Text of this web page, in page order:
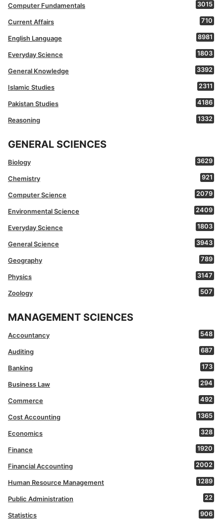
Computer Fundamentals 3015
Current Affairs 710
English Language 8981
Everyday Science 1803
General Knowledge 3392
Islamic Studies 2311
Pakistan Studies 4186
Reasoning 1332
GENERAL SCIENCES
Biology 3629
Chemistry 921
Computer Science 2079
Environmental Science 2409
Everyday Science 1803
General Science 3943
Geography 789
Physics 3147
Zoology 507
MANAGEMENT SCIENCES
Accountancy 548
Auditing 687
Banking 173
Business Law 294
Commerce 492
Cost Accounting 1365
Economics 328
Finance 1920
Financial Accounting 2002
Human Resource Management 1289
Public Administration 22
Statistics 906